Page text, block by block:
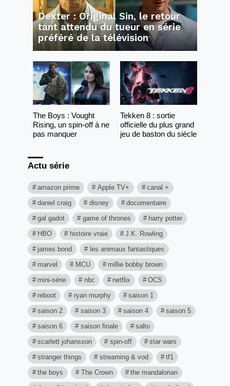
Dexter : Original Sin, le retour
tant attendu du tueur en série
préféré de la télévision
The Boys : Vought
Rising, un spin-off à ne
pas manquer
Tekken 8 : sortie
officielle du plus grand
jeu de baston du siècle
Actu série
amazon prime Apple TV+
canal +
daniel craig
disney
documentaire
gal gadot
game of thrones
harry potter
HBO
histoire vraie
J.K. Rowling
james bond
les animaux fantastiques
marvel
MCU
millie bobby brown
mini-série
nbc netflix
OCS
reboot
ryan murphy
saison 1
saison 2
saison 3 saison 4
saison 5
saison 6
saison finale
salto
scarlett johansson
spin-off
star wars
stranger things
streaming & vod
tf1
the boys
The Crown
the mandalorian